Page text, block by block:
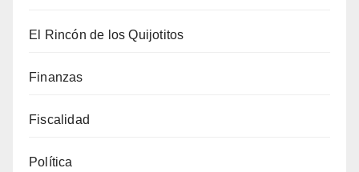
El Rincón de los Quijotitos
Finanzas
Fiscalidad
Política